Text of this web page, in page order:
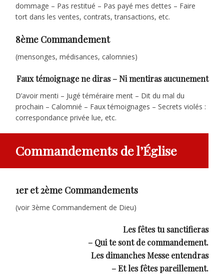
dommage – Pas restitué – Pas payé mes dettes – Faire
tort dans les ventes, contrats, transactions, etc.
8ème Commandement
(mensonges, médisances, calomnies)
Faux témoignage ne diras – Ni mentiras aucunement
D’avoir menti – Jugé téméraire ment – Dit du mal du
prochain – Calomnié – Faux témoignages – Secrets violés :
correspondance privée lue, etc.
Commandements de l’Église
1er et 2ème Commandements
(voir 3ème Commandement de Dieu)
Les fêtes tu sanctifieras
– Qui te sont de commandement.
Les dimanches Messe entendras
– Et les fêtes pareillement.